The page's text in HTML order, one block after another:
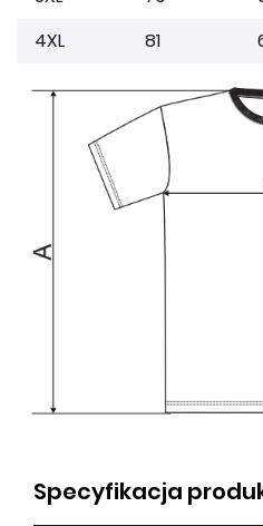
4XL
81
Specyfikacja